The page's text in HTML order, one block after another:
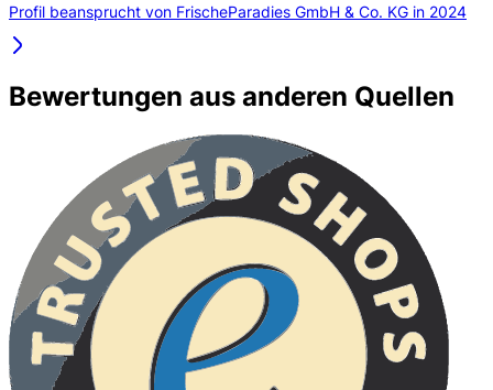
Profil beansprucht von FrischeParadies GmbH & Co. KG in 2024
Bewertungen aus anderen Quellen